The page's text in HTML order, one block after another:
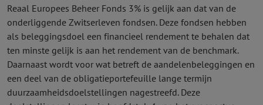
Reaal Europees Beheer Fonds 3% is gelijk aan dat van de
onderliggende Zwitserleven fondsen. Deze fondsen hebben
als beleggingsdoel een financieel rendement te behalen dat
ten minste gelijk is aan het rendement van de benchmark.
Daarnaast wordt voor wat betreft de aandelenbeleggingen en
een deel van de obligatieportefeuille lange termijn
duurzaamheidsdoelstellingen nagestreefd. Deze